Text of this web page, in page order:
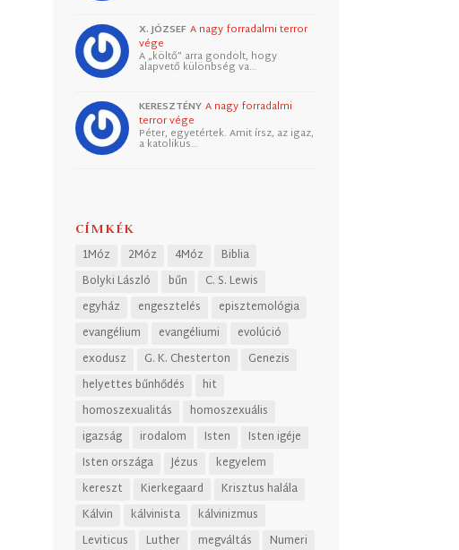
X. JÓZSEF A nagy forradalmi terror
vége
A „költő” arra gondolt, hogy
alapvető különbség va…
KERESZTÉNY A nagy forradalmi
terror vége
Péter, egyetértek. Amit írsz, az igaz,
a katolikus…
CÍMKÉK
1Móz 2Móz 4Móz
Biblia
Bolyki László
bűn
C. S. Lewis
egyház
engesztelés
episztemológia
evangélium
evangéliumi
evolúció
exodusz
G. K. Chesterton
Genezis
helyettes bűnhődés
hit
homoszexualitás
homoszexuális
igazság
irodalom Isten
Isten igéje
Isten országa
Jézus
kegyelem
kereszt
Kierkegaard
Krisztus halála
Kálvin
kálvinista
kálvinizmus
Leviticus
Luther megváltás Numeri